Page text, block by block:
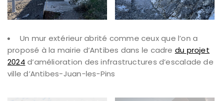
Un mur extérieur abrité comme ceux que l’on a
proposé à la mairie d’Antibes dans le cadre du projet
2024 d’amélioration des infrastructures d’escalade de
ville d’Antibes-Juan-les-Pins